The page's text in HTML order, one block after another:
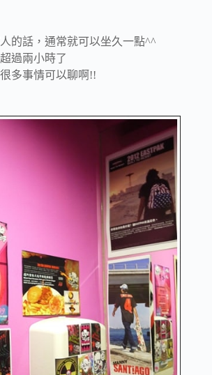
的話，通常就可以坐久一點^^
過兩小時了
多事情可以聊啊!!